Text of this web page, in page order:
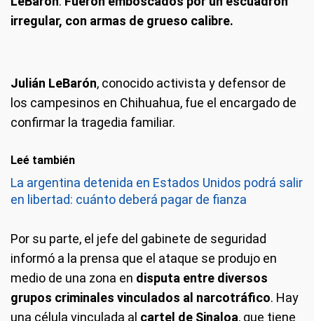
irregular, con armas de grueso calibre.
Julián LeBarón, conocido activista y defensor de
los campesinos en Chihuahua, fue el encargado de
confirmar la tragedia familiar.
Leé también
La argentina detenida en Estados Unidos podrá salir
en libertad: cuánto deberá pagar de fianza
Por su parte, el jefe del gabinete de seguridad
informó a la prensa que el ataque se produjo en
medio de una zona en disputa entre diversos
grupos criminales vinculados al narcotráfico. Hay
una célula vinculada al cartel de Sinaloa, que tiene